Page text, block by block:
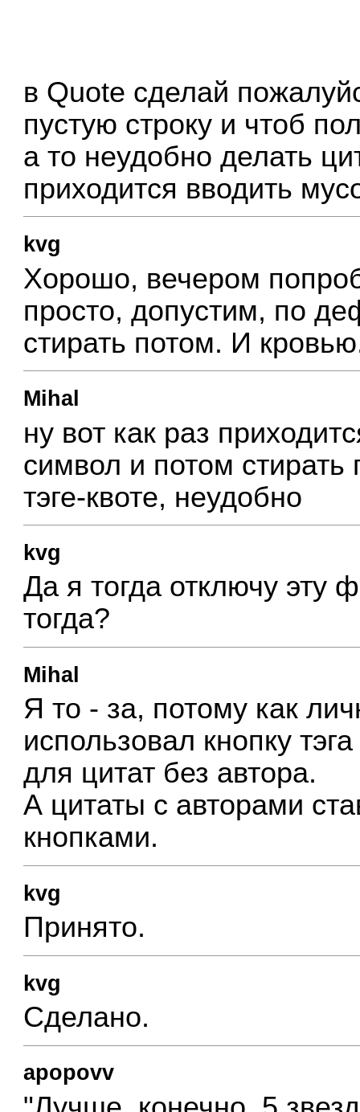
в Quote сделай
пустую строку и чтоб
а то неудобно делать
приходится вводить
kvg
Хорошо, вечером
просто, допустим, по
стирать потом. И
Mihal
ну вот как раз
символ и потом стирать
тэге-квоте, неудобно
kvg
Да я тогда отключу эту
тогда?
Mihal
Я то - за, потому как
использовал кнопку
для цитат без автора.
А цитаты с авторами
кнопками.
kvg
Принято.
kvg
Сделано.
apopovv